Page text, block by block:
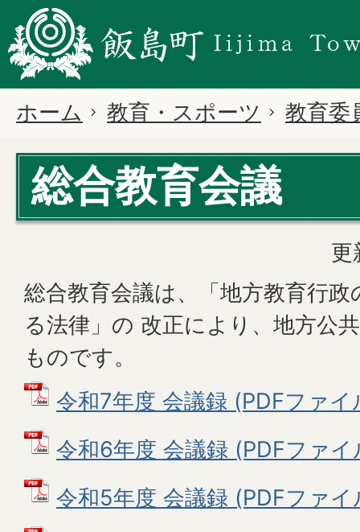
ホーム 教育・スポーツ 教育委
総合教育会議
更
総合教育会議は、「地方教育行
る法律」の 改正により、地方公
ものです。
令和7年度 会議録 (PDFファ
令和6年度 会議録 (PDFファ
令和5年度 会議録 (PDFファ